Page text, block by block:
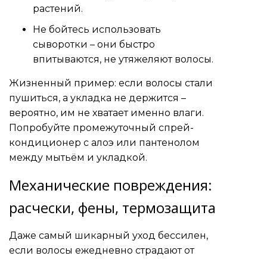
растений.
Не бойтесь использовать
сыворотки – они быстро
впитываются, не утяжеляют волосы.
Жизненный пример: если волосы стали
пушиться, а укладка не держится –
вероятно, им не хватает именно влаги.
Попробуйте промежуточный спрей-
кондиционер с алоэ или пантенолом
между мытьём и укладкой.
Механические повреждения:
расчески, фены, термозащита
Даже самый шикарный уход бессилен,
если волосы ежедневно страдают от